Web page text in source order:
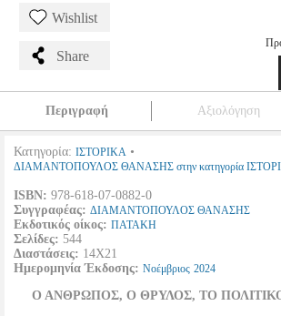
Wishlist
Share
Περιγραφή Αξιολόγηση
Κατηγορία: ΙΣΤΟΡΙΚΑ •
ΔΙΑΜΑΝΤΟΠΟΥΛΟΣ ΘΑΝΑΣΗΣ στην κατηγορία
ISBN: 978-618-07-0882-0
Συγγραφέας: ΔΙΑΜΑΝΤΟΠΟΥΛΟΣ ΘΑΝΑΣΗΣ
Εκδοτικός οίκος: ΠΑΤΑΚΗ
Σελίδες: 544
Διαστάσεις: 14Χ21
Ημερομηνία Έκδοσης: Νοέμβριος 2024
Ο ΑΝΘΡΩΠΟΣ, Ο ΘΡΥΛΟΣ, ΤΟ